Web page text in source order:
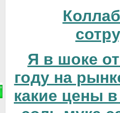
Я в шоке
году на
какие цены